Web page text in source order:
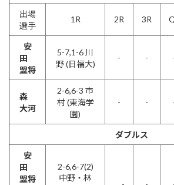
出場
選手
1R 2R 3R
安
田
盟将
5-7,1-6 川
野 (日福大)
- -
森
大河
2-6,6-3 市
村 (東海学
園)
- -
ダブルス
安
田
盟将
2-6,6-7(2)
中野・林